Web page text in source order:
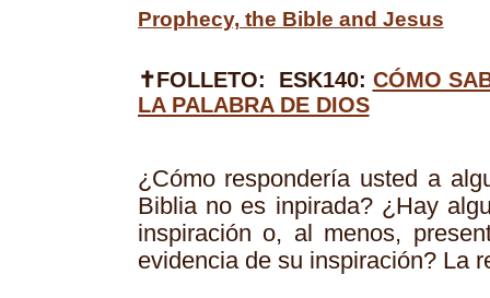
Prophecy, the Bible and Jesus
✝FOLLETO: ESK140: CÓMO
LA PALABRA DE DIOS
¿Cómo respondería usted a
Biblia no es inpirada? ¿Hay
inspiración o, al menos,
evidencia de su inspiración? La